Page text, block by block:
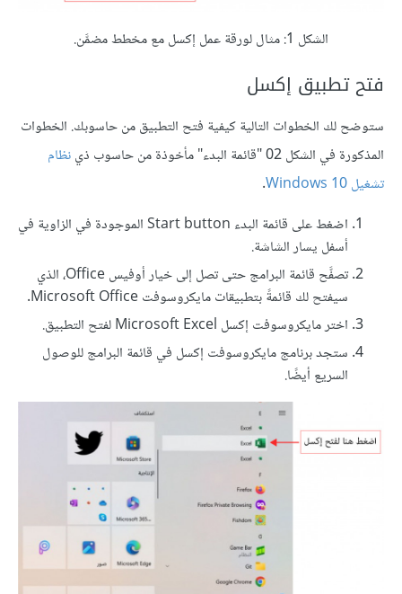
الشكل 1: مثال لورقة عمل إكسل مع مخطط مضمَّن.
فتح تطبيق إكسل
ستوضح لك الخطوات التالية كيفية فتح التطبيق من حاسوبك. الخطوات
المذكورة في الشكل 02 "قائمة البدء" مأخوذة من حاسوب ذي
نظام
تشغيل Windows 10
.
اضغط على قائمة البدء Start button الموجودة في الزاوية في
أسفل يسار الشاشة.
تصفَّح قائمة البرامج حتى تصل إلى خيار أوفيس Office، الذي
سيفتح لك قائمةً بتطبيقات مايكروسوفت Microsoft Office.
اختر مايكروسوفت إكسل Microsoft Excel لفتح التطبيق.
ستجد برنامج مايكروسوفت إكسل في قائمة البرامج للوصول
السريع أيضًا.